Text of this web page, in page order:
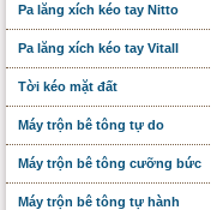
Pa lăng xích kéo tay Nitto
Pa lăng xích kéo tay Vitall
Tời kéo mặt đất
Máy trộn bê tông tự do
Máy trộn bê tông cưỡng bức
Máy trộn bê tông tự hành